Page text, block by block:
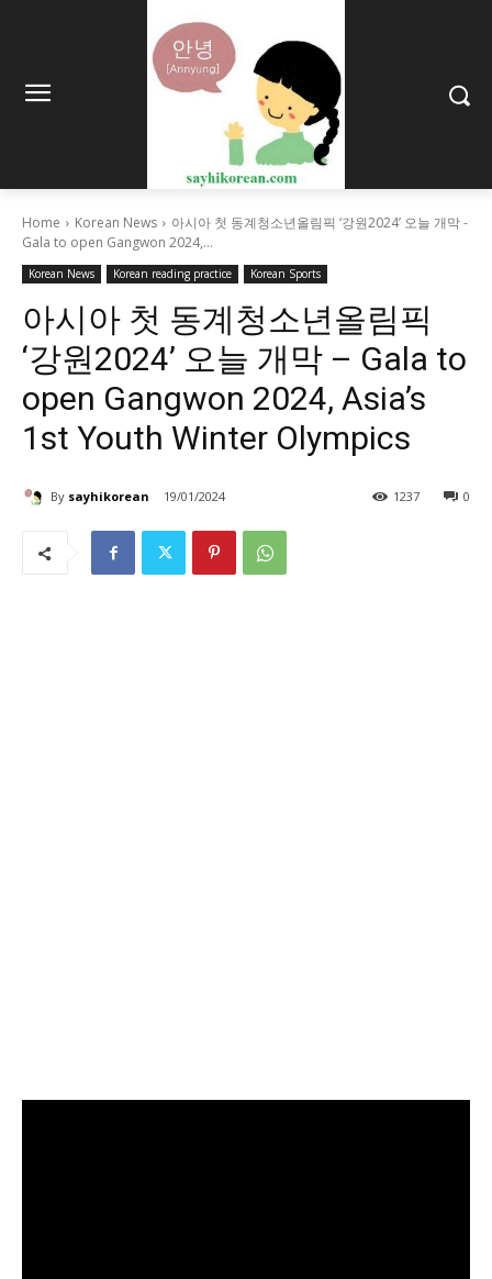
Home Korean News
아시아 첫 동계청소년올림픽 ‘강원2024’ 오늘 개막 -
Gala to open Gangwon 2024,...
Korean News Korean reading practice Korean Sports
아시아 첫 동계청소년올림픽
‘강원2024’ 오늘 개막 – Gala to
open Gangwon 2024, Asia’s
1st Youth Winter Olympics
By sayhikorean 19/01/2024 0
1237